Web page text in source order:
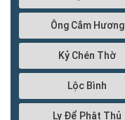
Ông Cắm Hương
Kỷ Chén Thờ
Lộc Bình
Ly Để Phật Thủ